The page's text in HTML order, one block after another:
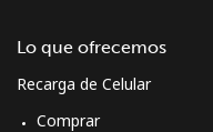
Lo que ofrecemos
Recarga de Celular
Comprar